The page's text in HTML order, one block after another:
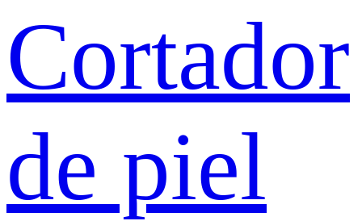
Cortador
de piel